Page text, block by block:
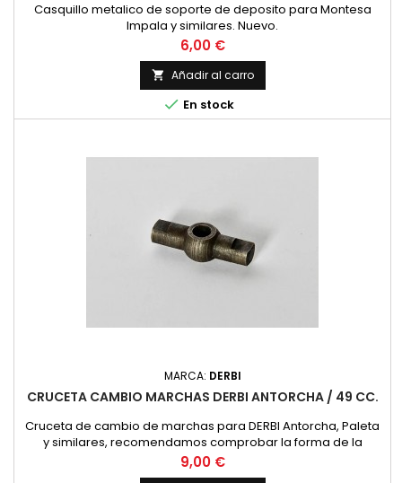
Casquillo metalico de soporte de deposito para Montesa
Impala y similares. Nuevo.
Precio
6,00 €
 Añadir al carro
 En stock
MARCA: DERBI
CRUCETA CAMBIO MARCHAS DERBI ANTORCHA / 49 CC.
Cruceta de cambio de marchas para DERBI Antorcha, Paleta
y similares, recomendamos comprobar la forma de la
cruceta con la foto para evitar errores.
Precio
9,00 €